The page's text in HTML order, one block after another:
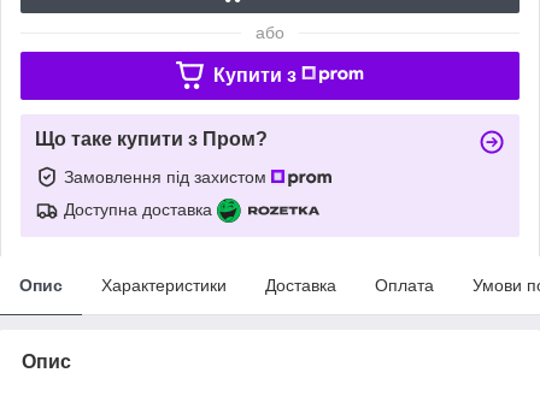
або
Купити з
Що таке купити з Пром?
Замовлення під захистом
Доступна доставка
Опис Характеристики Доставка Оплата Умови
Опис